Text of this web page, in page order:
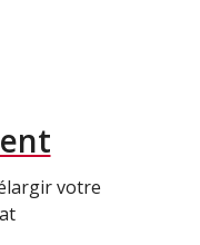
votre